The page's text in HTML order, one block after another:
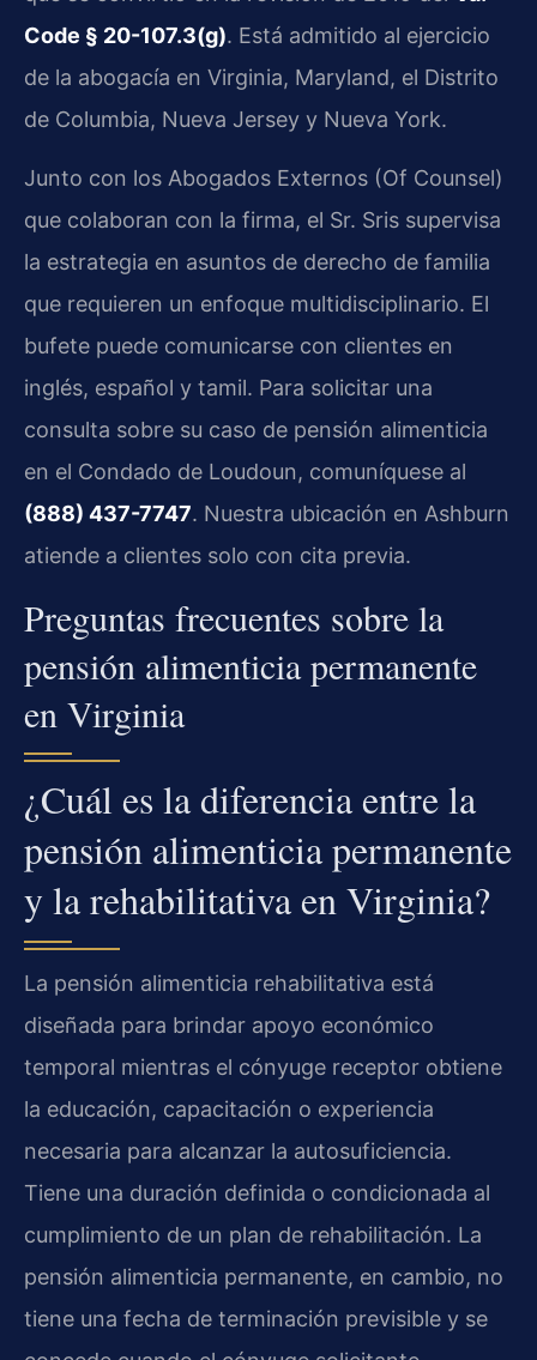
Code § 20-107.3(g). Está admitido al ejercicio
de la abogacía en Virginia, Maryland, el Distrito
de Columbia, Nueva Jersey y Nueva York.
Junto con los Abogados Externos (Of Counsel)
que colaboran con la firma, el Sr. Sris supervisa
la estrategia en asuntos de derecho de familia
que requieren un enfoque multidisciplinario. El
bufete puede comunicarse con clientes en
inglés, español y tamil. Para solicitar una
consulta sobre su caso de pensión alimenticia
en el Condado de Loudoun, comuníquese al
(888) 437-7747. Nuestra ubicación en Ashburn
atiende a clientes solo con cita previa.
Preguntas frecuentes sobre la
pensión alimenticia permanente
en Virginia
¿Cuál es la diferencia entre la
pensión alimenticia permanente
y la rehabilitativa en Virginia?
La pensión alimenticia rehabilitativa está
diseñada para brindar apoyo económico
temporal mientras el cónyuge receptor obtiene
la educación, capacitación o experiencia
necesaria para alcanzar la autosuficiencia.
Tiene una duración definida o condicionada al
cumplimiento de un plan de rehabilitación. La
pensión alimenticia permanente, en cambio, no
tiene una fecha de terminación previsible y se